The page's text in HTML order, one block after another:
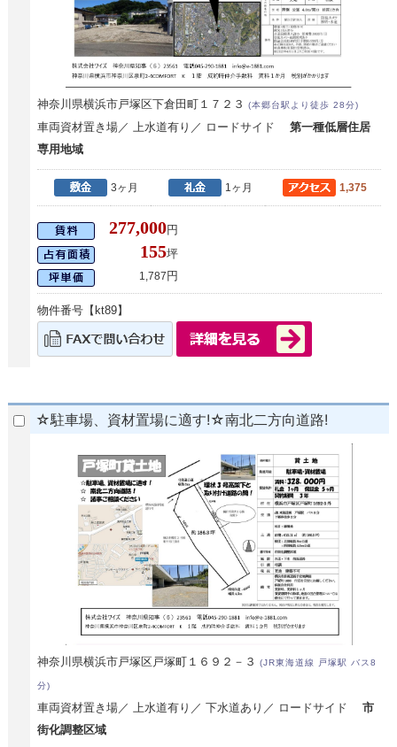
神奈川県横浜市戸塚区下倉田町１７２３(本郷台駅より徒歩 28分)
車両資材置き場／ 上水道有り／ ロードサイド第一種低層住居
専用地域
3ヶ月 1ヶ月 1,375
277,000円
155坪
1,787円
物件番号【kt89】
☆駐車場、資材置場に適す!☆南北二方向道路!
神奈川県横浜市戸塚区戸塚町１６９２－３(JR東海道線 戸塚駅 バス8
分)
車両資材置き場／ 上水道有り／ 下水道あり／ ロードサイド市
街化調整区域